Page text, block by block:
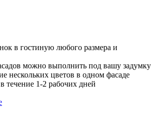
в гостиную любого размера и
можно выполнить под вашу задумку
нескольких цветов в одном фасаде
течение 1-2 рабочих дней